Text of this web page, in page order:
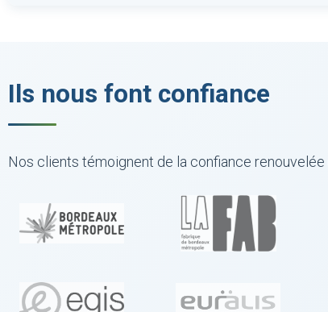
Ils nous font confiance
Nos clients témoignent de la confiance